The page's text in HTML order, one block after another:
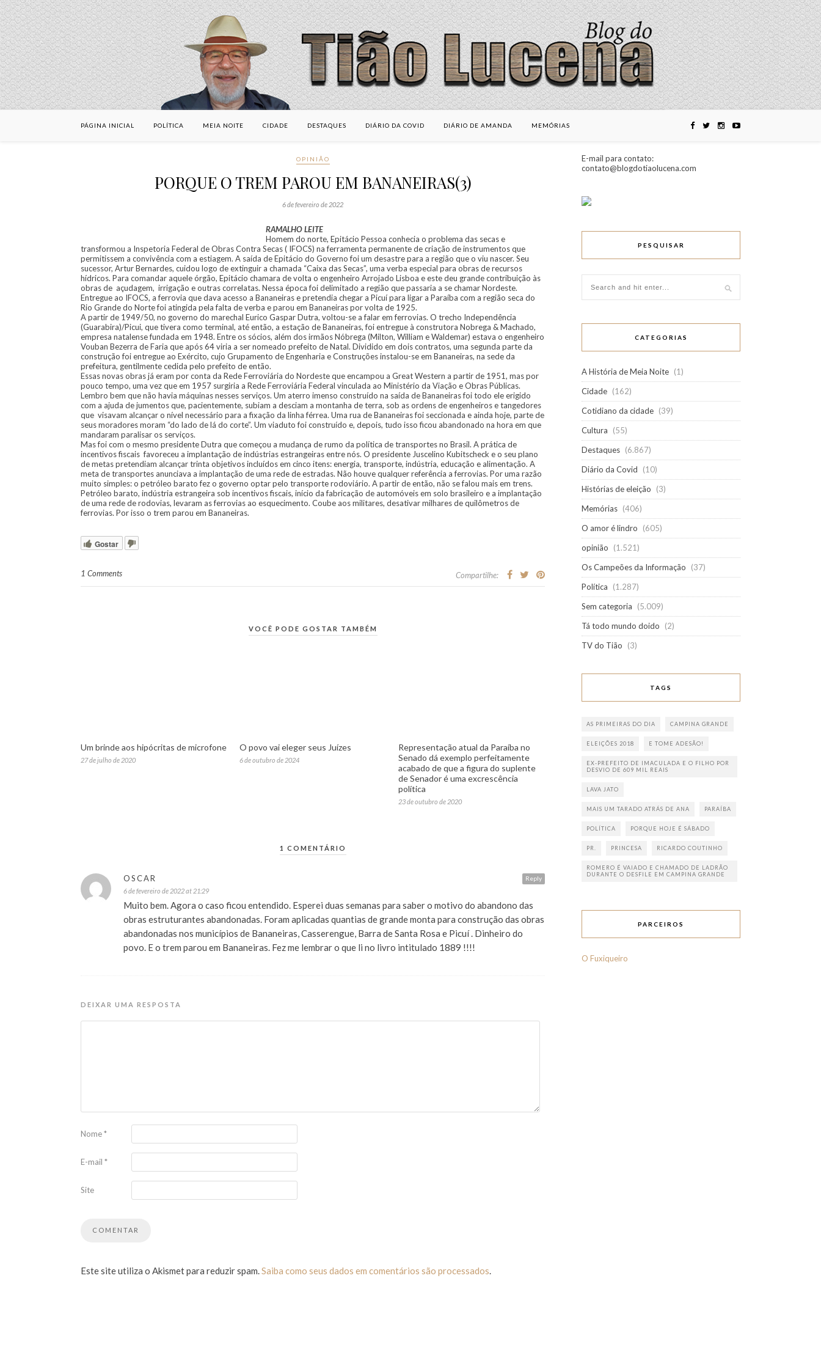
PÁGINA INICIAL POLÍTICA MEIA NOITE CIDADE DESTAQUES DIÁRIO DA COVID DIÁRIO DE AMANDA MEMÓRIAS
OPINIÃO
PORQUE O TREM PAROU EM BANANEIRAS(3)
6 de fevereiro de 2022
RAMALHO LEITE
Homem do norte, Epitácio Pessoa conhecia o problema das secas e
transformou a Inspetoria Federal de Obras Contra Secas ( IFOCS) na ferramenta permanente de criação de instrumentos que
permitissem a convivência com a estiagem. A saída de Epitácio do Governo foi um desastre para a região que o viu nascer. Seu
sucessor, Artur Bernardes, cuidou logo de extinguir a chamada “Caixa das Secas”, uma verba especial para obras de recursos
hídricos. Para comandar aquele órgão, Epitácio chamara de volta o engenheiro Arrojado Lisboa e este deu grande contribuição às
obras de açudagem, irrigação e outras correlatas. Nessa época foi delimitado a região que passaria a se chamar Nordeste.
Entregue ao IFOCS, a ferrovia que dava acesso a Bananeiras e pretendia chegar a Picuí para ligar a Paraíba com a região seca do
Rio Grande do Norte foi atingida pela falta de verba e parou em Bananeiras por volta de 1925.
A partir de 1949/50, no governo do marechal Eurico Gaspar Dutra, voltou-se a falar em ferrovias. O trecho Independência
(Guarabira)/Picui, que tivera como terminal, até então, a estação de Bananeiras, foi entregue à construtora Nobrega & Machado,
empresa natalense fundada em 1948. Entre os sócios, além dos irmãos Nóbrega (Milton, William e Waldemar) estava o engenheiro
Vouban Bezerra de Faria que após 64 viria a ser nomeado prefeito de Natal. Dividido em dois contratos, uma segunda parte da
construção foi entregue ao Exército, cujo Grupamento de Engenharia e Construções instalou-se em Bananeiras, na sede da
prefeitura, gentilmente cedida pelo prefeito de então.
Essas novas obras já eram por conta da Rede Ferroviária do Nordeste que encampou a Great Western a partir de 1951, mas por
pouco tempo, uma vez que em 1957 surgiria a Rede Ferroviária Federal vinculada ao Ministério da Viação e Obras Públicas.
Lembro bem que não havia máquinas nesses serviços. Um aterro imenso construído na saída de Bananeiras foi todo ele erigido
com a ajuda de jumentos que, pacientemente, subiam a desciam a montanha de terra, sob as ordens de engenheiros e tangedores
que visavam alcançar o nível necessário para a fixação da linha férrea. Uma rua de Bananeiras foi seccionada e ainda hoje, parte de
seus moradores moram “do lado de lá do corte”. Um viaduto foi construído e, depois, tudo isso ficou abandonado na hora em que
mandaram paralisar os serviços.
Mas foi com o mesmo presidente Dutra que começou a mudança de rumo da política de transportes no Brasil. A prática de
incentivos fiscais favoreceu a implantação de indústrias estrangeiras entre nós. O presidente Juscelino Kubitscheck e o seu plano
de metas pretendiam alcançar trinta objetivos incluídos em cinco itens: energia, transporte, indústria, educação e alimentação. A
meta de transportes anunciava a implantação de uma rede de estradas. Não houve qualquer referência a ferrovias. Por uma razão
muito simples: o petróleo barato fez o governo optar pelo transporte rodoviário. A partir de então, não se falou mais em trens.
Petróleo barato, indústria estrangeira sob incentivos fiscais, início da fabricação de automóveis em solo brasileiro e a implantação
de uma rede de rodovias, levaram as ferrovias ao esquecimento. Coube aos militares, desativar milhares de quilômetros de
ferrovias. Por isso o trem parou em Bananeiras.
Gostar
1 Comments Compartilhe:
VOCÊ PODE GOSTAR TAMBÉM
Um brinde aos hipócritas de microfone
27 de julho de 2020
O povo vai eleger seus Juízes
6 de outubro de 2024
Representação atual da Paraíba no
Senado dá exemplo perfeitamente
acabado de que a figura do suplente
de Senador é uma excrescência
política
23 de outubro de 2020
1 COMENTÁRIO
Reply
OSCAR
6 de fevereiro de 2022 at 21:29
Muito bem. Agora o caso ficou entendido. Esperei duas semanas para saber o motivo do abandono das
obras estruturantes abandonadas. Foram aplicadas quantias de grande monta para construção das obras
abandonadas nos municípios de Bananeiras, Casserengue, Barra de Santa Rosa e Picuí . Dinheiro do
povo. E o trem parou em Bananeiras. Fez me lembrar o que li no livro intitulado 1889 !!!!
DEIXAR UMA RESPOSTA
Nome*
E-mail *
Site
Este site utiliza o Akismet para reduzir spam.Saiba como seus dados em comentários são processados.
E-mail para contato:
contato@blogdotiaolucena.com
PESQUISAR
CATEGORIAS
A História de Meia Noite (1)
Cidade (162)
Cotidiano da cidade (39)
Cultura
(55)
Destaques (6.867)
Diário da Covid
(10)
Histórias de eleição
(3)
Memórias (406)
O amor é lindro
(605)
opinião
(1.521)
Os Campeões da Informação
(37)
Política
(1.287)
Sem categoria
(5.009)
Tá todo mundo doido
(2)
TV do Tião
(3)
TAGS
AS PRIMEIRAS DO DIA CAMPINA GRANDE
ELEIÇÕES 2018 E TOME ADESÃO!
EX-PREFEITO DE IMACULADA E O FILHO POR
DESVIO DE 609 MIL REAIS
LAVA JATO
MAIS UM TARADO ATRÁS DE ANA PARAÍBA
POLÍTICA PORQUE HOJE É SÁBADO
PR. PRINCESA RICARDO COUTINHO
ROMERO É VAIADO E CHAMADO DE LADRÃO
DURANTE O DESFILE EM CAMPINA GRANDE
PARCEIROS
O Fuxiqueiro